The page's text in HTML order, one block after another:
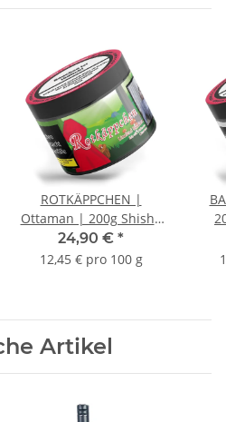
ROTKÄPPCHEN |
Ottaman | 200g Shisha
Tabak
24,90 € *
12,45 € pro 100 g
Artikel